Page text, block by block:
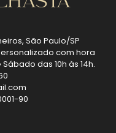
São Paulo/SP
com hora
das 10h às 14h.
90